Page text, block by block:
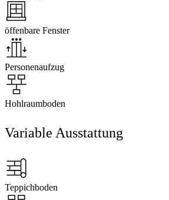
öffenbare Fenster
Personenaufzug
Hohlraumboden
Variable Ausstattung
Teppichboden